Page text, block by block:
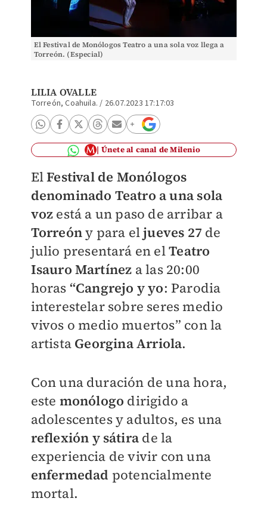
El Festival de Monólogos Teatro a una sola voz llega a
Torreón. (Especial)
LILIA OVALLE
Torreón, Coahuila. / 26.07.2023 17:17:03
Únete al canal de Milenio
ElFestival de Monólogos
denominado Teatro a una sola
voz está a un paso de arribar a
Torreóny para eljueves 27 de
julio presentará en elTeatro
Isauro Martínez a las 20:00
horas “Cangrejo y yo: Parodia
interestelar sobre seres medio
vivos o medio muertos” con la
artista Georgina Arriola.
Con una duración de una hora,
este monólogo dirigido a
adolescentes y adultos, es una
reflexión y sátira de la
experiencia de vivir con una
enfermedad potencialmente
mortal.